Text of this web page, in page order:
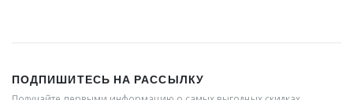
ПОДПИШИТЕСЬ НА РАССЫЛКУ